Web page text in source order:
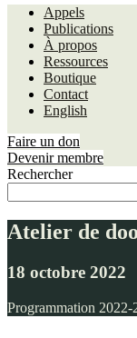
Appels
Publications
À propos
Ressources
Boutique
Contact
English
Faire un don
Devenir membre
Rechercher
Atelier de
18 octobre 2022
Programmation 2022-